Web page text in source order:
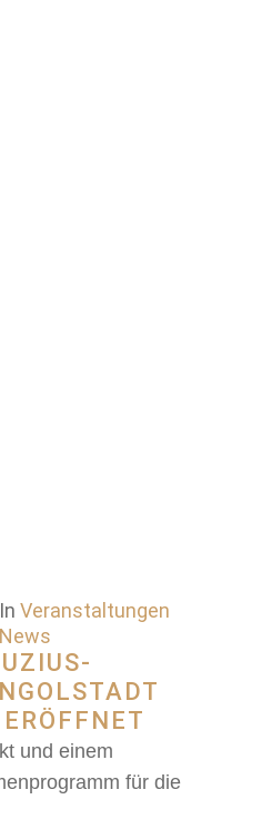
In Veranstaltungen
und einem
für die